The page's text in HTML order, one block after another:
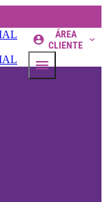
ÁREA
CLIENTE